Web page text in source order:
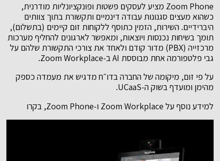
Zoom Phone מציע לעסקים פשטות ופונקציונליות מודרנית,
כשהוא מעצים סגנונות עבודה דינמיים ותקשורת בתוך צוותים
היברידיים. השירות, הזמין כתוסף ללקוחות זום קיימים (בתשלום),
תומך בשיחות נכנסות ויוצאות, ומאפשר לארגונים להחליף מערכות
מרכזייה (PBX) מדור קודם ולאחד את צורכי התקשורת שלהם על
גבי פלטפורמה אחת מבוססת AI ב-Zoom Workplace.
על פי זום, מיקומה של החברה בדו״ח מדגיש את מעמדה כספק
מהימן ומועדף בשוק ה-UCaaS.
למידע נוסף על Zoom Workplace ו-Zoom Phone, בקרו